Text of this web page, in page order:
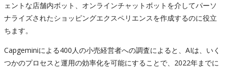
ェントな店舗内ボット、オンラインチャットボットを介してパーソ
ナライズされたショッピングエクスペリエンスを作成するのに役立
ちます。
Capgeminiによる400人の小売経営者への調査によると、AIは、いく
つかのプロセスと運用の効率化を可能にすることで、2022年までに